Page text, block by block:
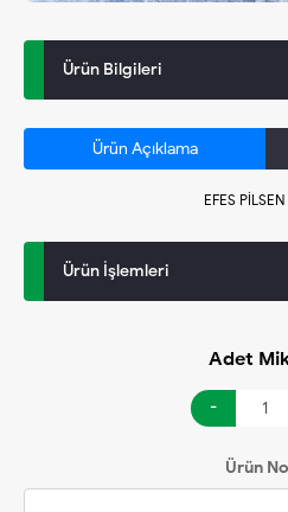
Ürün Bilgileri
Ürün Açıklama
EFES
Ürün İşlemleri
Adet
-
Ürün